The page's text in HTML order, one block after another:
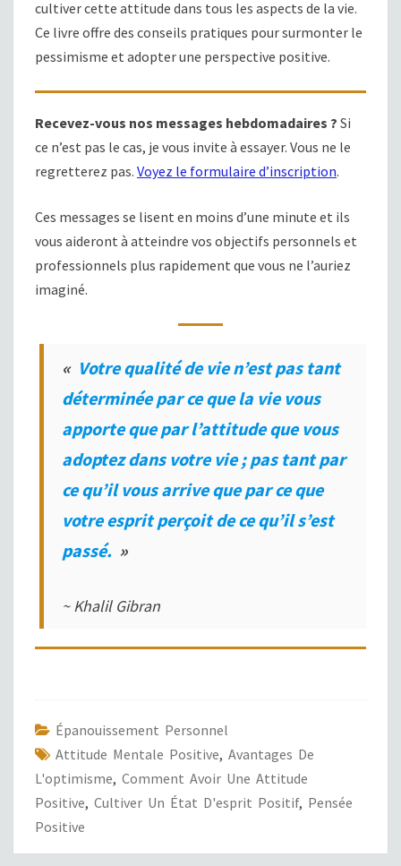
cultiver cette attitude dans tous les aspects de la vie.
Ce livre offre des conseils pratiques pour surmonter le
pessimisme et adopter une perspective positive.
Recevez-vous nos messages hebdomadaires ? Si
ce n’est pas le cas, je vous invite à essayer. Vous ne le
regretterez pas. Voyez le formulaire d’inscription.
Ces messages se lisent en moins d’une minute et ils
vous aideront à atteindre vos objectifs personnels et
professionnels plus rapidement que vous ne l’auriez
imaginé.
« Votre qualité de vie n’est pas tant
déterminée par ce que la vie vous
apporte que par l’attitude que vous
adoptez dans votre vie ; pas tant par
ce qu’il vous arrive que par ce que
votre esprit perçoit de ce qu’il s’est
passé. »
~ Khalil Gibran
Épanouissement Personnel
Attitude Mentale Positive, Avantages De
L'optimisme, Comment Avoir Une Attitude
Positive, Cultiver Un État D'esprit Positif, Pensée
Positive